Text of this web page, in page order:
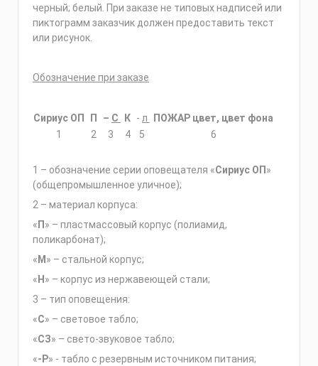
черный; белый. При заказе не типовых надписей или
пиктограмм заказчик должен предоставить текст
или рисунок.
Обозначение при заказе
Сириус ОП П – С К - л
ПОЖАР цвет, цвет фона
1
2 3 4 5 6
1 – обозначение серии оповещателя «Сириус ОП »
(общепромышленное уличное);
2 – материал корпуса:
« П » – пластмассовый корпус (полиамид,
поликарбонат);
« М » – стальной корпус;
« Н » – корпус из нержавеющей стали;
3 – тип оповещения:
«С» – световое табло;
«СЗ» – свето-звуковое табло;
«-Р» - табло с резервным источником питания;